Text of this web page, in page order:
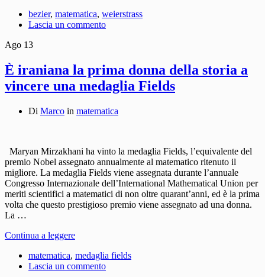
bezier, matematica, weierstrass
Lascia un commento
Ago 13
È iraniana la prima donna della storia a
vincere una medaglia Fields
Di Marco in matematica
Maryan Mirzakhani ha vinto la medaglia Fields, l’equivalente del
premio Nobel assegnato annualmente al matematico ritenuto il
migliore. La medaglia Fields viene assegnata durante l’annuale
Congresso Internazionale dell’International Mathematical Union per
meriti scientifici a matematici di non oltre quarant’anni, ed è la prima
volta che questo prestigioso premio viene assegnato ad una donna.
La …
Continua a leggere
matematica, medaglia fields
Lascia un commento